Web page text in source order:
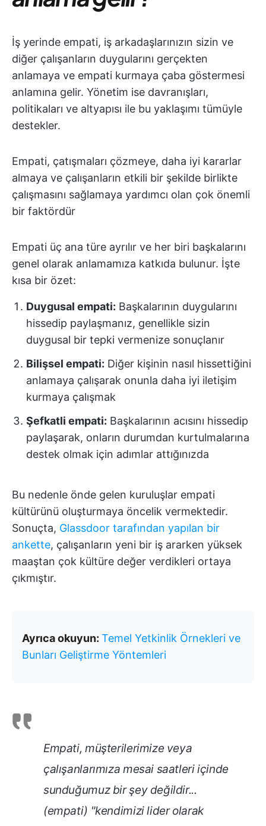
İş yerinde empati, iş arkadaşlarınızın sizin ve
diğer çalışanların duygularını gerçekten
anlamaya ve empati kurmaya çaba göstermesi
anlamına gelir. Yönetim ise davranışları,
politikaları ve altyapısı ile bu yaklaşımı tümüyle
destekler.
Empati, çatışmaları çözmeye, daha iyi kararlar
almaya ve çalışanların etkili bir şekilde birlikte
çalışmasını sağlamaya yardımcı olan çok önemli
bir faktördür
Empati üç ana türe ayrılır ve her biri başkalarını
genel olarak anlamamıza katkıda bulunur. İşte
kısa bir özet:
Duygusal empati: Başkalarının duygularını
hissedip paylaşmanız, genellikle sizin
duygusal bir tepki vermenize sonuçlanır
Bilişsel empati: Diğer kişinin nasıl hissettiğini
anlamaya çalışarak onunla daha iyi iletişim
kurmaya çalışmak
Şefkatli empati: Başkalarının acısını hissedip
paylaşarak, onların durumdan kurtulmalarına
destek olmak için adımlar attığınızda
Bu nedenle önde gelen kuruluşlar empati
kültürünü oluşturmaya öncelik vermektedir.
Sonuçta, Glassdoor tarafından yapılan bir
ankette, çalışanların yeni bir iş ararken yüksek
maaştan çok kültüre değer verdikleri ortaya
çıkmıştır.
Ayrıca okuyun: Temel Yetkinlik Örnekleri ve
Bunları Geliştirme Yöntemleri
Empati, müşterilerimize veya
çalışanlarımıza mesai saatleri içinde
sunduğumuz bir şey değildir...
(empati) "kendimizi lider olarak